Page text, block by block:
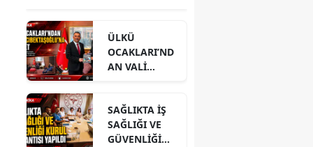
ÜLKÜ
OCAKLARI’ND
AN VALİ
ZİYARET
SAĞLIKTA İŞ
SAĞLIĞI VE
GÜVENLİĞİ